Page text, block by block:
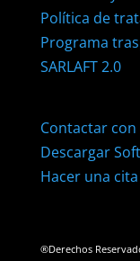
Política de
Programa
SARLAFT 2.0
Contactar
Descargar
Hacer una
®Derechos